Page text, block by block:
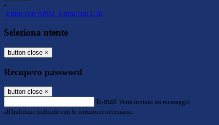
-
Entra con SPID Entra con CIE
Seleziona utente
button close ×
Recupero password
button close ×
E-mail Verrà inviato un messaggio
all'indirizzo indicato con le istruzioni necessarie.